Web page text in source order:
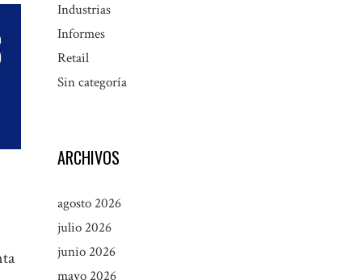
Industrias
Informes
Retail
Sin categoría
ARCHIVOS
agosto 2026
julio 2026
junio 2026
mayo 2026